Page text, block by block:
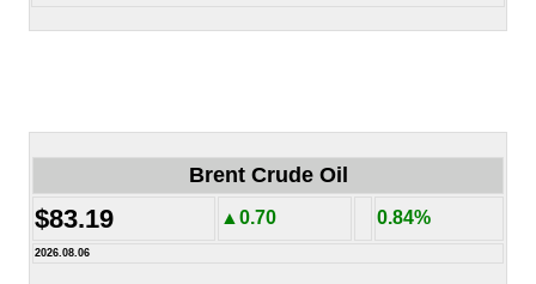
Brent Crude Oil
$83.19 ▲0.70 0.84%
2026.08.06